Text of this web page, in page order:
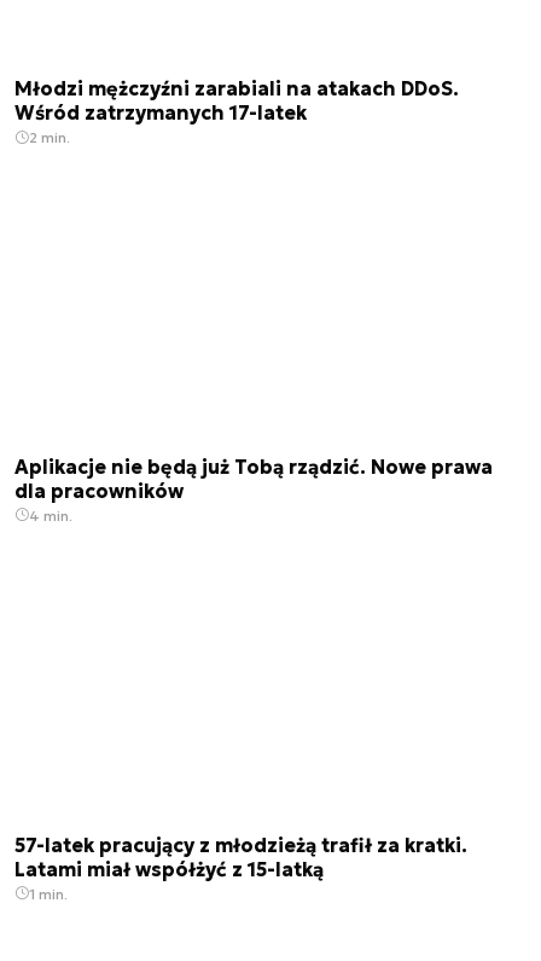
Młodzi mężczyźni zarabiali na atakach DDoS.
Wśród zatrzymanych 17-latek
2 min.
Aplikacje nie będą już Tobą rządzić. Nowe prawa
dla pracowników
4 min.
57-latek pracujący z młodzieżą trafił za kratki.
Latami miał współżyć z 15-latką
1 min.